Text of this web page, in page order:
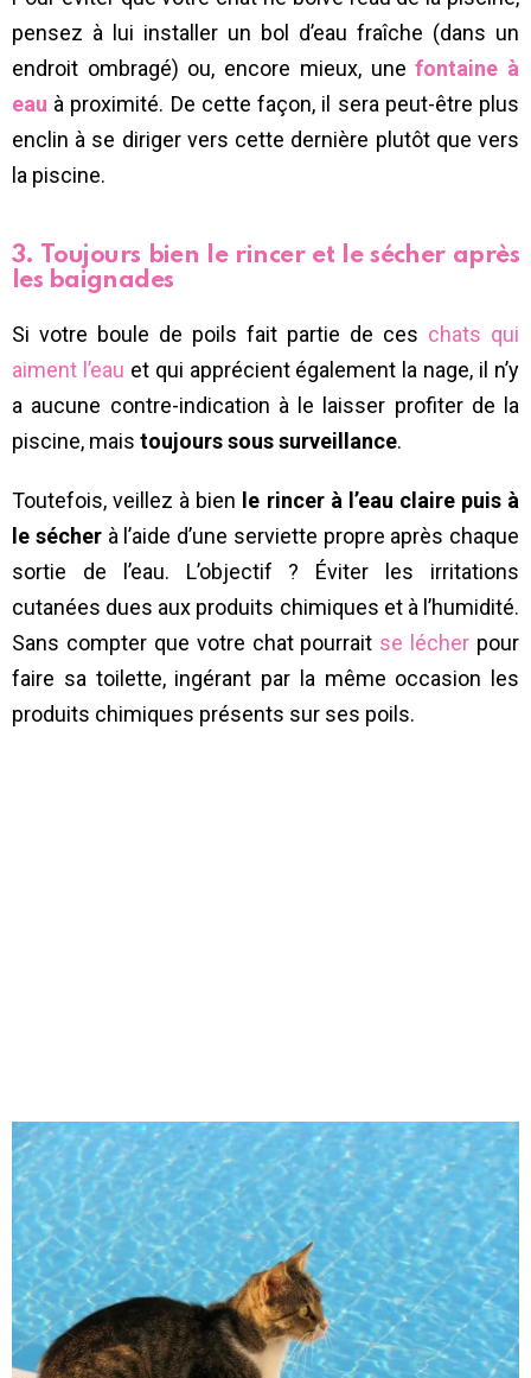
pensez à lui installer un bol d’eau fraîche (dans un
endroit ombragé) ou, encore mieux, unefontaine à
eau à proximité. De cette façon, il sera peut-être plus
enclin à se diriger vers cette dernière plutôt que vers
la piscine.
3. Toujours bien le rincer et le sécher après
les baignades
Si votre boule de poils fait partie de ces chats qui
aiment l’eau et qui apprécient également la nage, il n’y
a aucune contre-indication à le laisser profiter de la
piscine, mais toujours sous surveillance.
Toutefois, veillez à bien le rincer à l’eau claire puis à
le sécherà l’aide d’une serviette propre après chaque
sortie de l’eau. L’objectif ? Éviter les irritations
cutanées dues aux produits chimiques et à l’humidité.
Sans compter que votre chat pourrait se lécher pour
faire sa toilette, ingérant par la même occasion les
produits chimiques présents sur ses poils.